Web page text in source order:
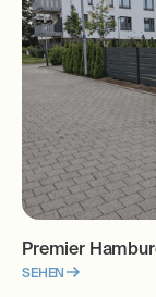
Premier
SEHEN